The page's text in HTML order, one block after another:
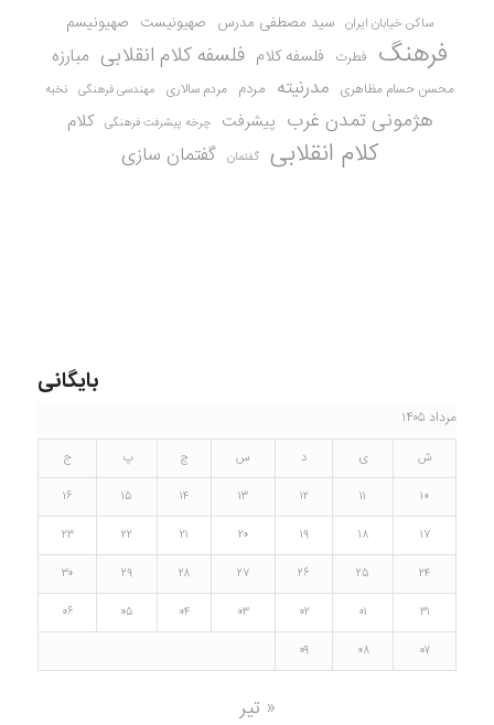
ساکن خیابان ایران سید مصطفی مدرس صهیونیست صهیونیسم
فرهنگ فطرت فلسفه کلام فلسفه کلام انقلابی مبارزه
محسن حسام مظاهری مدرنیته مردم مردم سالاری مهندسی فرهنگی نخبه
هژمونی تمدن غرب پیشرفت چرخه پیشرفت فرهنگی کلام
کلام انقلابی گفتمان گفتمان سازی
بایگانی
مرداد ۱۴۰۵
ش ی د س چ پ
ج
۱۰
۱۱ ۱۲ ۱۳ ۱۴ ۱۵
۱۶
۱۷
۱۸ ۱۹ ۲۰ ۲۱ ۲۲
۲۳
۲۴
۲۵ ۲۶ ۲۷ ۲۸ ۲۹
۳۰
۳۱
۰۱ ۰۲ ۰۳ ۰۴ ۰۵
۰۶
۰۷
۰۸ ۰۹
« تیر